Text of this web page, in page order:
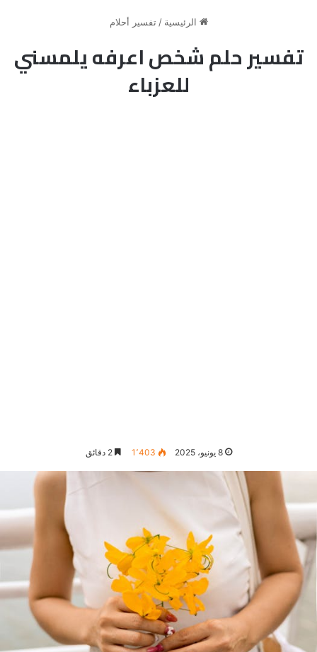
الرئيسية / تفسير أحلام
تفسير حلم شخص اعرفه يلمسني
للعزباء
8 يونيو، 2025 1٬403 2 دقائق